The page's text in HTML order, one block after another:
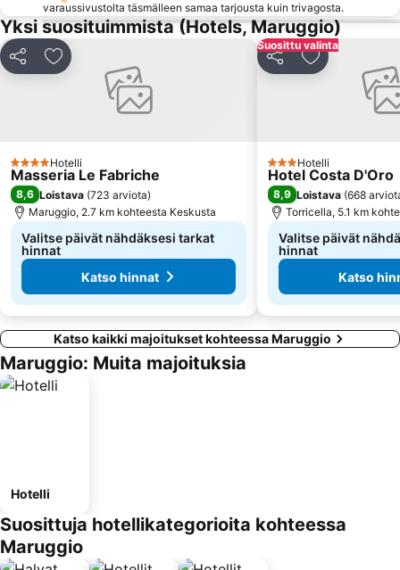
varaussivustolta täsmälleen samaa tarjousta kuin trivagosta.
Yksi suosituimmista (Hotels, Maruggio)
Jaa Lisää suosikkeihin
4 Tähtiluokitus
Hotelli
Masseria Le Fabriche
8,6 Loistava (723 arviota)
Maruggio, 2.7 km kohteesta Keskusta
Valitse päivät nähdäksesi tarkat
hinnat
Katso hinnat
Suosittu valinta
Jaa Lisää
3 Tähtiluokitus
Hotelli
Hotel Costa D'Oro
8,9 Loistava (668
Torricella, 5.1 km
Valitse päivät
hinnat
Katso
Katso kaikki majoitukset kohteessa Maruggio
Maruggio: Muita majoituksia
Hotelli
Suosittuja hotellikategorioita kohteessa
Maruggio